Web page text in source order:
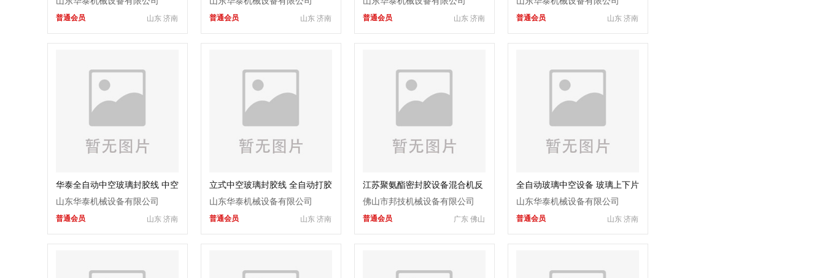
山东 济南
普通会员 山东 济南
普通会员 山东 济南
普通会员 山东 济南
普通会员
华泰全自动中空玻璃封胶线 中空
立式玻璃封胶机 铝条涂布机
山东华泰机械设备有限公司
山东 济南
普通会员
立式中空玻璃封胶线 全自动打胶
机 华泰玻璃清洗机
山东华泰机械设备有限公司
山东 济南
普通会员
江苏聚氨酯密封胶设备混合机反
应釜分散机硅胶搅拌机
佛山市邦技机械设备有限公司
广东 佛山
普通会员
全自动玻璃中空设备 玻璃上下片
机 华泰玻璃吸吊机
山东华泰机械设备有限公司
山东 济南
普通会员